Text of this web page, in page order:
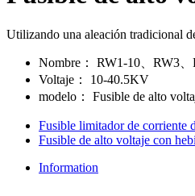
Utilizando una aleación tradicional
Nombre：
RW1-10、RW3
Voltaje：
10-40.5KV
modelo：
Fusible de alto
Fusible limitador de corriente
Fusible de alto voltaje con
Information